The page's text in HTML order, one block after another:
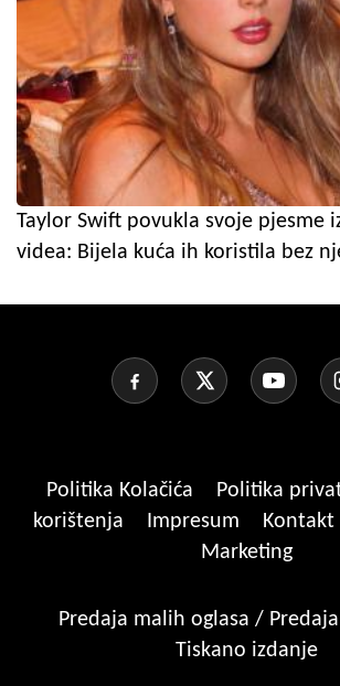
Taylor Swift povukla svoje pjesme
videa: Bijela kuća ih koristila bez
Politika Kolačića Politika
korištenja
Impresum Kontakt
Marketing
Predaja malih oglasa /
Tiskano izdanje